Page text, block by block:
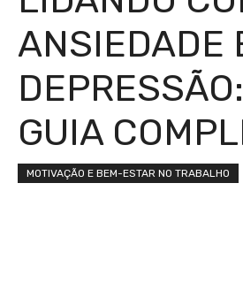
ANSIEDADE
GUIA
MOTIVAÇÃO E BEM-ESTAR NO TRABALHO